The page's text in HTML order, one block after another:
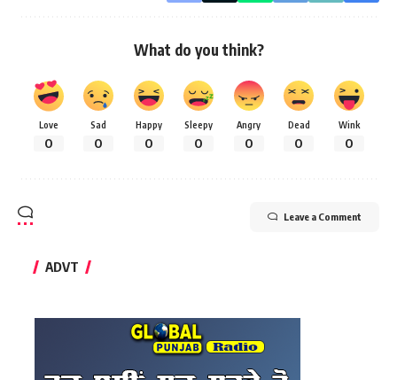
What do you think?
Love
0
Sad
0
Happy
0
Sleepy
0
Angry
0
Dead
0
Wink
0
Leave a Comment
ADVT